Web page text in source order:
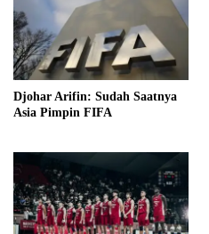
Djohar Arifin: Sudah Saatnya
Asia Pimpin FIFA